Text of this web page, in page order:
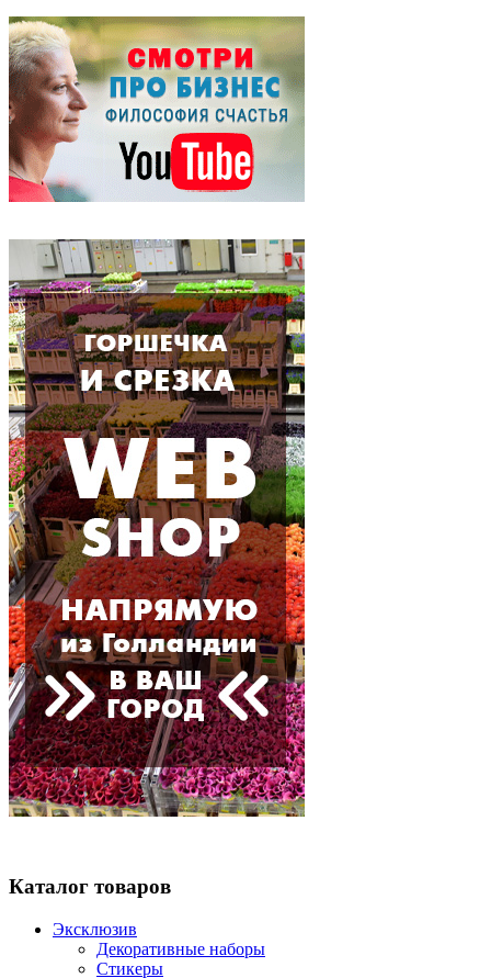
Каталог товаров
Эксклюзив
Декоративные наборы
Стикеры